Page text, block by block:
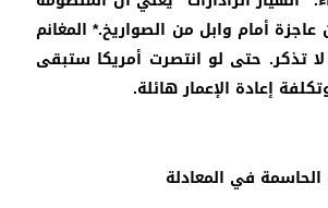
أمام وابل من الصواريخ.* المغانم
تذكر. حتى لو انتصرت أمريكا ستبقى
إعادة الإعمار هائلة.
الحاسمة في المعادلة